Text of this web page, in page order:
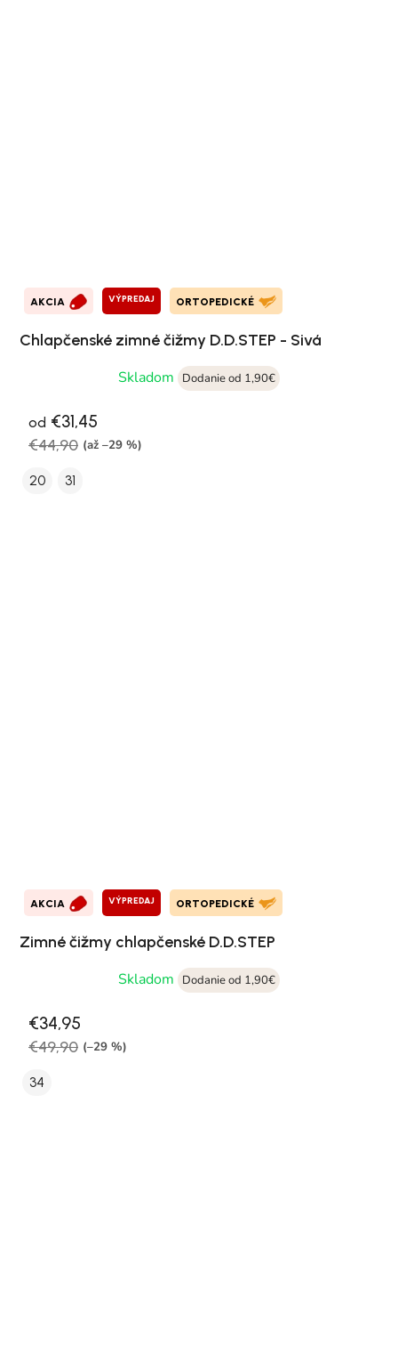
AKCIA VÝPREDAJ ORTOPEDICKÉ
Chlapčenské zimné čižmy D.D.STEP - Sivá
Skladom
Dodanie od 1,90€
od €31,45
€44,90 (až –29 %)
20 31
AKCIA VÝPREDAJ ORTOPEDICKÉ
Zimné čižmy chlapčenské D.D.STEP
Skladom
Dodanie od 1,90€
€34,95
€49,90 (–29 %)
34